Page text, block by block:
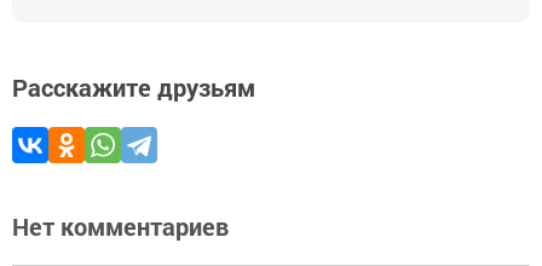
Расскажите друзьям
Нет комментариев